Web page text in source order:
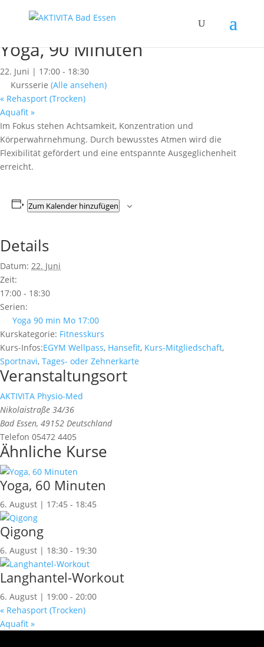
« Alle Kurse
Yoga, 90 Minuten
22. Juni | 17:00 - 18:30
Kursserie (Alle ansehen)
« Rehasport (Trocken)
Aquafit »
Im Fokus stehen Achtsamkeit, Konzentration und
Körperwahrnehmung. Durch bewusstes Atmen wird die
Flexibilität gefördert und eine entspannte Ausgeglichenheit
erreicht.
Zum Kalender hinzufügen
Details
Datum: 22. Juni
Zeit:
17:00 - 18:30
Serien:
Yoga 90 min Mo 17:00
Kurskategorie: Fitnesskurs
Kurs-Infos:EGYM Wellpass, Hansefit, Kurs-Mitgliedschaft,
Sportnavi, Tages- oder Zehnerkarte
Veranstaltungsort
AKTIVITA Physio-Med
Nikolaistraße 34/36
Bad Essen, 49152 Deutschland
Telefon 05472 4405
Ähnliche Kurse
Yoga, 60 Minuten
6. August | 17:45 - 18:45
Qigong
6. August | 18:30 - 19:30
Langhantel-Workout
6. August | 19:00 - 20:00
« Rehasport (Trocken)
Aquafit »